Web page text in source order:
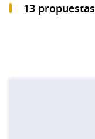
13 propuestas